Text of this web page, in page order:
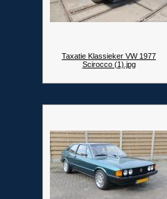
Taxatie Klassieker VW 1977
Scirocco (1).jpg